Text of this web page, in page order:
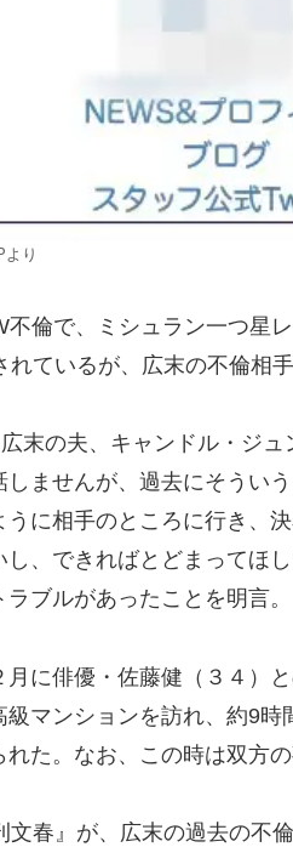
り
倫で、ミシュラン一つ星
れているが、広末の不倫相
末の夫、キャンドル・ジ
ませんが、過去にそうい
に相手のところに行き、
、できればとどまってほ
ブルがあったことを明言。
に俳優・佐藤健（３４）
マンションを訪れ、約9
た。なお、この時は双方
春』が、広末の過去の不